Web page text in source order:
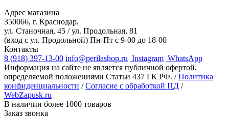
Адрес магазина
350066, г. Краснодар,
ул. Станочная, 45 / ул. Продольная, 81
(вход с ул. Продольной) Пн-Пт с 9-00 до 18-00
Контакты
8 (918) 397-13-00 info@perilashop.ru Instagram WhatsApp
Информация на сайте не является публичной офертой,
определяемой положениями Статьи 437 ГК РФ. /Политика
конфиденциальности /Согласие с обработкой ПД /
WebZapusk.ru
В наличии более 1000 товаров
Заказ звонка